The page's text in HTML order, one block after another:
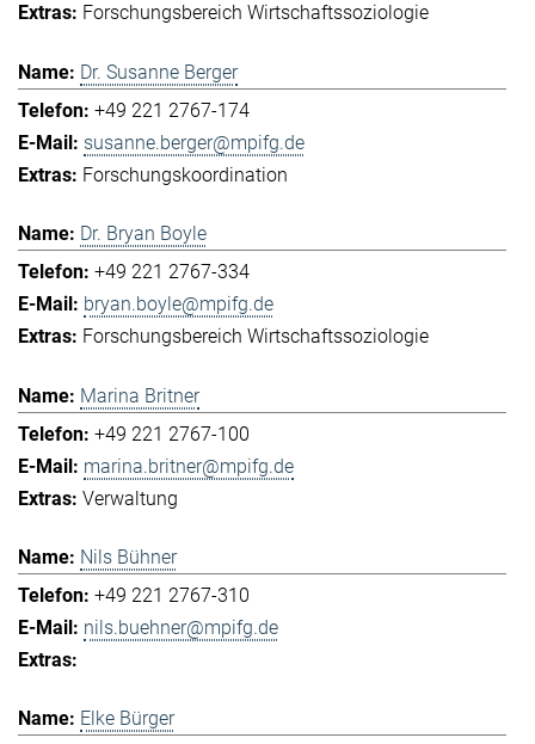
Forschungsbereich Wirtschaftssoziologie
Dr. Susanne Berger
+49 221 2767-174
susanne.berger@mpifg.de
Forschungskoordination
Dr. Bryan Boyle
+49 221 2767-334
bryan.boyle@mpifg.de
Forschungsbereich Wirtschaftssoziologie
Marina Britner
+49 221 2767-100
marina.britner@mpifg.de
Verwaltung
Nils Bühner
+49 221 2767-310
nils.buehner@mpifg.de
Elke Bürger